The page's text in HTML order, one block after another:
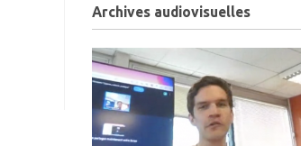
Archives audiovisuelles